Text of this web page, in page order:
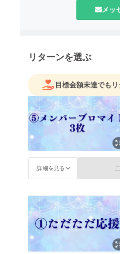
メッ
リターンを選ぶ
目標金額未達でも
詳細を見る